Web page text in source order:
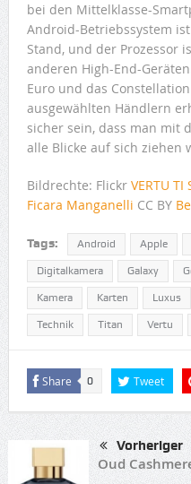
bei den Mittelklasse-
Android-Betriebssystem
Stand, und der Prozessor
anderen High-End-
Euro und das
ausgewählten Händlern
sicher sein, dass man mit
alle Blicke auf sich ziehen
Bildrechte: Flickr VERTU
Ficara Manganelli CC BY
Tags: Android Apple
Digitalkamera Galaxy
Kamera Karten Luxus
Technik Titan Vertu
Share 0 Tweet
Vorheriger
Oud